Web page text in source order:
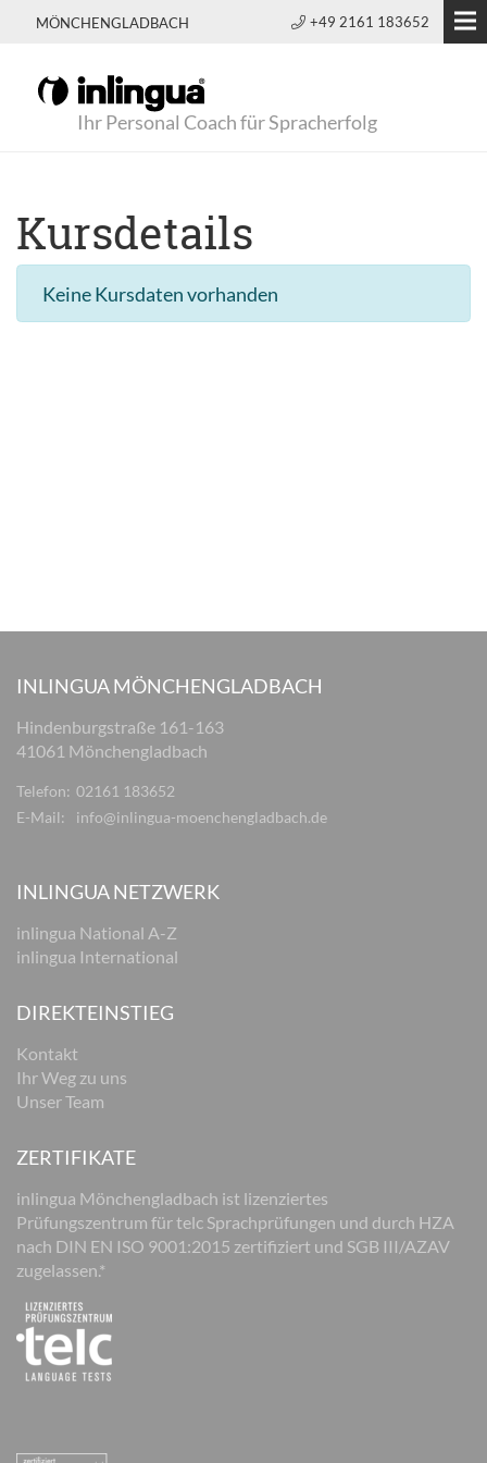
MÖNCHENGLADBACH +49 2161 183652
Ihr Personal Coach für Spracherfolg
Kursdetails
Keine Kursdaten vorhanden
INLINGUA MÖNCHENGLADBACH
Hindenburgstraße 161-163
41061 Mönchengladbach
Telefon: 02161 183652
E-Mail:
info@inlingua-moenchengladbach.de
INLINGUA NETZWERK
inlingua National A-Z
inlingua International
DIREKTEINSTIEG
Kontakt
Ihr Weg zu uns
Unser Team
ZERTIFIKATE
inlingua Mönchengladbach ist lizenziertes
Prüfungszentrum für telc Sprachprüfungen und durch HZA
nach DIN EN ISO 9001:2015 zertifiziert und SGB III/AZAV
zugelassen.*